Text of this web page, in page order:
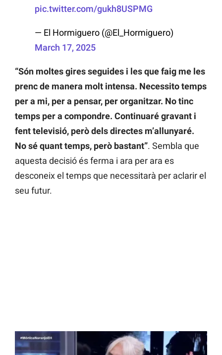
pic.twitter.com/gukh8USPMG
— El Hormiguero (@El_Hormiguero)
March 17, 2025
“Són moltes gires seguides i les que faig me les
prenc de manera molt intensa. Necessito temps
per a mi, per a pensar, per organitzar. No tinc
temps per a compondre. Continuaré gravant i
fent televisió, però dels directes m’allunyaré.
No sé quant temps, però bastant”. Sembla que
aquesta decisió és ferma i ara per ara es
desconeix el temps que necessitarà per aclarir el
seu futur.